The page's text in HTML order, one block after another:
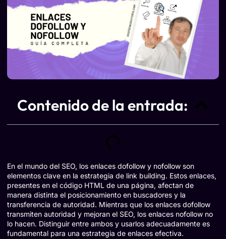
Contenido de la entrada:
En el mundo del SEO, los enlaces dofollow y nofollow son
elementos clave en la estrategia de link building. Estos enlaces,
presentes en el código HTML de una página, afectan de
manera distinta el posicionamiento en buscadores y la
transferencia de autoridad. Mientras que los enlaces dofollow
transmiten autoridad y mejoran el SEO, los enlaces nofollow no
lo hacen. Distinguir entre ambos y usarlos adecuadamente es
fundamental para una estrategia de enlaces efectiva.